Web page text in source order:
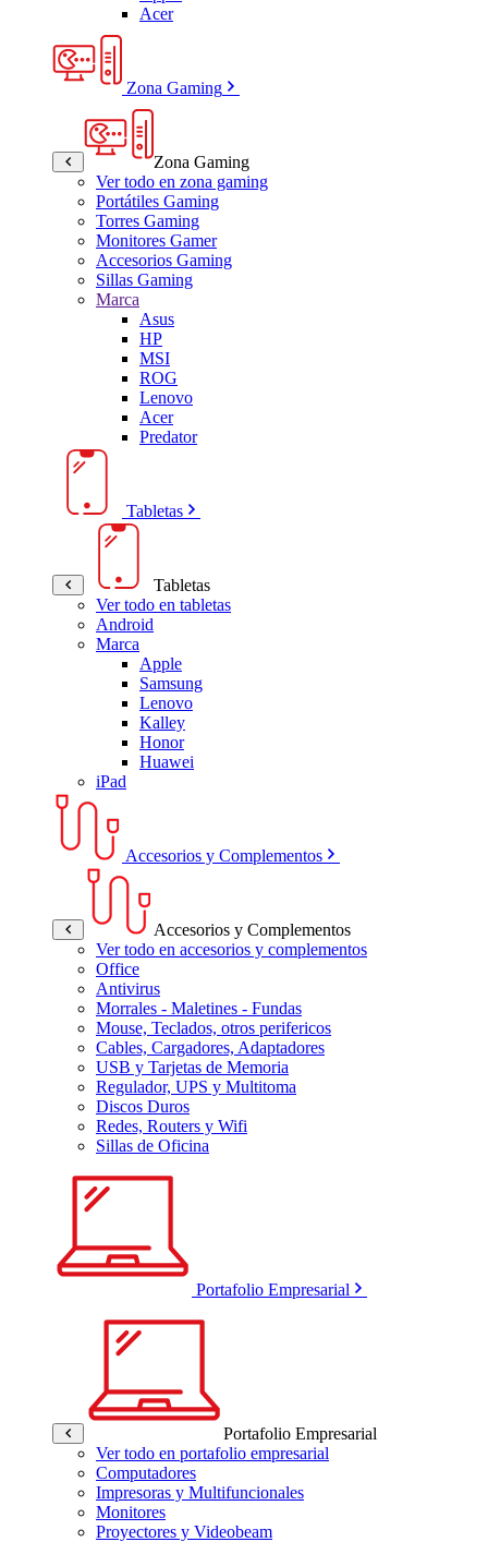
Acer
Zona Gaming
Zona Gaming
Ver todo en zona gaming
Portátiles Gaming
Torres Gaming
Monitores Gamer
Accesorios Gaming
Sillas Gaming
Marca
Asus
HP
MSI
ROG
Lenovo
Acer
Predator
Tabletas
Tabletas
Ver todo en tabletas
Android
Marca
Apple
Samsung
Lenovo
Kalley
Honor
Huawei
iPad
Accesorios y Complementos
Accesorios y Complementos
Ver todo en accesorios y complementos
Office
Antivirus
Morrales - Maletines - Fundas
Mouse, Teclados, otros perifericos
Cables, Cargadores, Adaptadores
USB y Tarjetas de Memoria
Regulador, UPS y Multitoma
Discos Duros
Redes, Routers y Wifi
Sillas de Oficina
Portafolio Empresarial
Portafolio Empresarial
Ver todo en portafolio empresarial
Computadores
Impresoras y Multifuncionales
Monitores
Proyectores y Videobeam